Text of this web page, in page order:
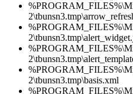
2\tbunsn3.tmp\basis.xml